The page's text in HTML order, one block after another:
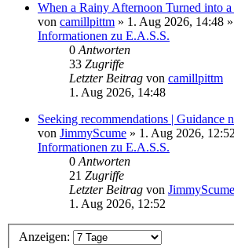
When a Rainy Afternoon Turned into
von camillpittm » 1. Aug 2026, 14:48
Informationen zu E.A.S.S.
0Antworten
33 Zugriffe
Letzter Beitrag von camillpittm
1. Aug 2026, 14:48
Seeking recommendations | Guidance
von JimmyScume » 1. Aug 2026,
Informationen zu E.A.S.S.
0Antworten
21 Zugriffe
Letzter Beitrag von JimmyScume
1. Aug 2026, 12:52
Anzeigen: